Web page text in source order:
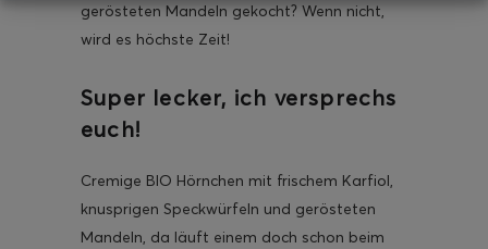
gerösteten Mandeln gekocht? Wenn nicht,
wird es höchste Zeit!
Super lecker, ich versprechs
euch!
Cremige BIO Hörnchen mit frischem Karfiol,
knusprigen Speckwürfeln und gerösteten
Mandeln, da läuft einem doch schon beim